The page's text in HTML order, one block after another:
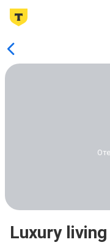
Luxury living